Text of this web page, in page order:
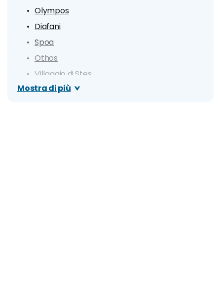
Olympos
Diafani
Spoa
Othos
Villaggio di Stes
Acropoli di Arkasa
Mostra di più